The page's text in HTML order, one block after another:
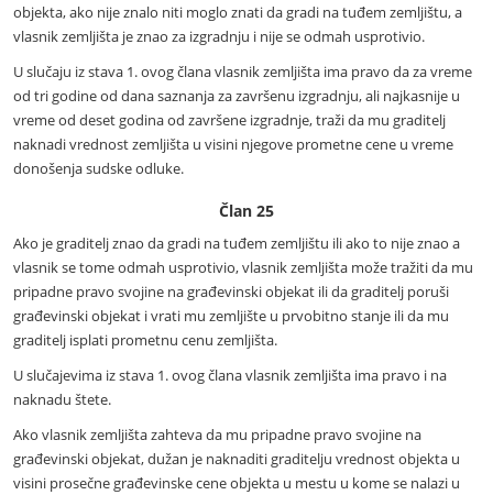
objekta, ako nije znalo niti moglo znati da gradi na tuđem zemljištu, a
vlasnik zemljišta je znao za izgradnju i nije se odmah usprotivio.
U slučaju iz stava 1. ovog člana vlasnik zemljišta ima pravo da za vreme
od tri godine od dana saznanja za završenu izgradnju, ali najkasnije u
vreme od deset godina od završene izgradnje, traži da mu graditelj
naknadi vrednost zemljišta u visini njegove prometne cene u vreme
donošenja sudske odluke.
Član 25
Ako je graditelj znao da gradi na tuđem zemljištu ili ako to nije znao a
vlasnik se tome odmah usprotivio, vlasnik zemljišta može tražiti da mu
pripadne pravo svojine na građevinski objekat ili da graditelj poruši
građevinski objekat i vrati mu zemljište u prvobitno stanje ili da mu
graditelj isplati prometnu cenu zemljišta.
U slučajevima iz stava 1. ovog člana vlasnik zemljišta ima pravo i na
naknadu štete.
Ako vlasnik zemljišta zahteva da mu pripadne pravo svojine na
građevinski objekat, dužan je naknaditi graditelju vrednost objekta u
visini prosečne građevinske cene objekta u mestu u kome se nalazi u